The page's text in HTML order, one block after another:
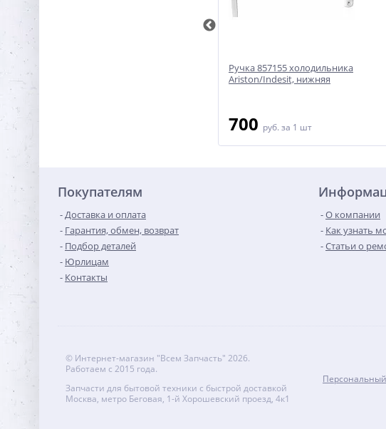
Ручка 857155 холодильника
Ariston/Indesit, нижняя
700 руб. за 1 шт
Покупателям
Доставка и оплата
Гарантия, обмен, возврат
Подбор деталей
Юрлицам
Контакты
О компании
Как узнать
Статьи о
© Интернет-магазин "Всем Запчасть" 2026.
Работаем с 2015 года.
Запчасти для бытовой техники с быстрой доставкой
Москва, метро Беговая, 1-й Хорошевский проезд, 4к1